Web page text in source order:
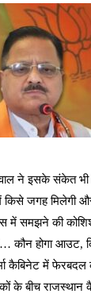
tt
er
er
es
t
ail
ने इसके संकेत
जगह मिलेगी
में समझने की
कौन होगा आउट,
में फेरबदल की
के बीच राजस्थान